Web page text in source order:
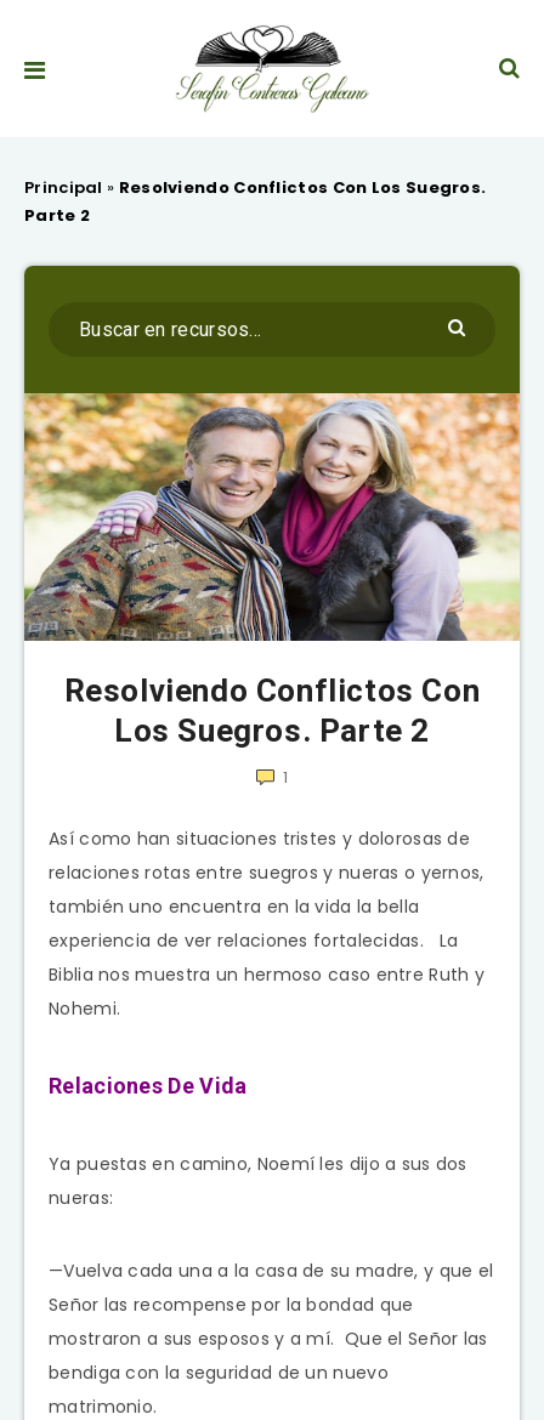
Principal » Resolviendo Conflictos Con Los Suegros.
Parte 2
Resolviendo Conflictos Con
Los Suegros. Parte 2
1
Así como han situaciones tristes y dolorosas de
relaciones rotas entre suegros y nueras o yernos,
también uno encuentra en la vida la bella
experiencia de ver relaciones fortalecidas. La
Biblia nos muestra un hermoso caso entre Ruth y
Nohemi.
Relaciones De Vida
Ya puestas en camino, Noemí les dijo a sus dos
nueras:
—Vuelva cada una a la casa de su madre, y que el
Señor las recompense por la bondad que
mostraron a sus esposos y a mí. Que elSeñor las
bendiga con la seguridad de un nuevo
matrimonio.